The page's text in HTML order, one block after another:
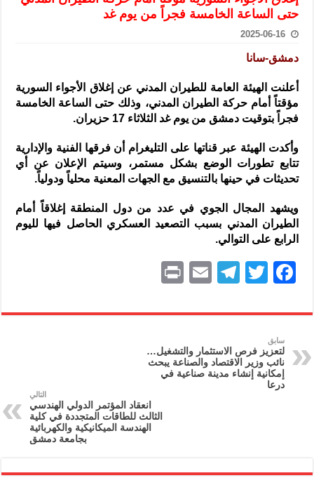
سوريا تبحث مع الإيسيسكو التعاون في البحث العلمي وحماية التراث
حتى الساعة الخامسة فجراً من يوم غد
2025-06-16
دمشق-سانا
أعلنت الهيئة العامة للطيران المدني عن إغلاق الأجواء السورية
مؤقتاً أمام حركة الطيران المدني، وذلك حتى الساعة الخامسة
فجراً بتوقيت دمشق من يوم غد الثلاثاء 17 حزيران.
وأكدت الهيئة عبر قناتها على التليغرام أن فرقها الفنية والإدارية
تتابع تطورات الوضع بشكل مستمر، وسيتم الإعلان عن أي
تحديثات في حينها بالتنسيق مع الجهات المعنية محلياً ودولياً.
ويشهد المجال الجوي في عدد من دول المنطقة إغلاقاً أمام
الطيران المدني بسبب التصعيد العسكري الحاصل فيها لليوم
الرابع على التوالي.
F
c
e
b
o
T
itt
er
T
e
gr
a
m
E
ai
l
nt
سابق
لتعزيز فرص الاستثمار والتشغيل…
نائب وزير الاقتصاد والصناعة يبحث
إمكانية إنشاء مدينة صناعية في
درعا
التالي
انعقاد المؤتمر الدولي الهندسي
الثالث للطاقات المتجددة في كلية
الهندسة الميكانيكية والكهربائية
بجامعة دمشق